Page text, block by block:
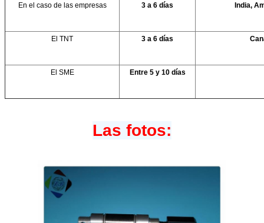
En el caso de las empresas 3 a 6 días India,
El TNT 3 a 6 días
El SME Entre 5 y 10 días
Las fotos: